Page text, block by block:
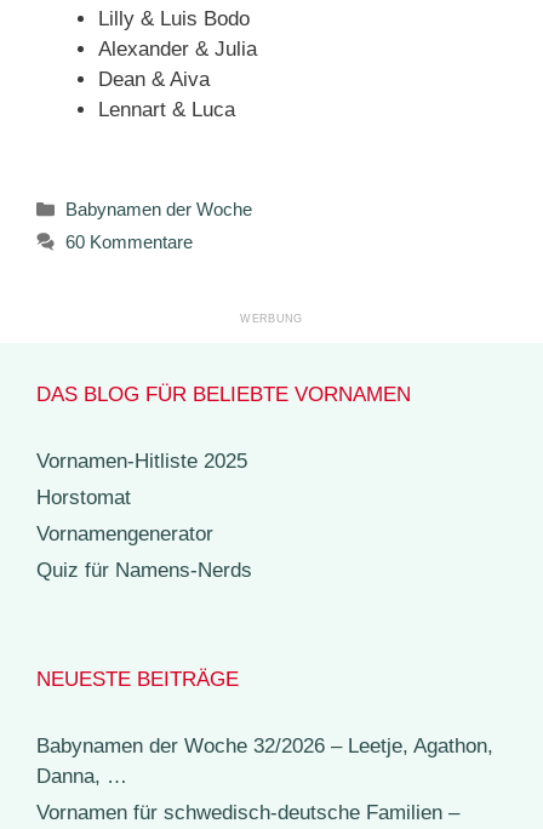
Lilly & Luis Bodo
Alexander & Julia
Dean & Aiva
Lennart & Luca
Kategorien
Babynamen der Woche
60 Kommentare
DAS BLOG FÜR BELIEBTE VORNAMEN
Vornamen-Hitliste 2025
Horstomat
Vornamengenerator
Quiz für Namens-Nerds
NEUESTE BEITRÄGE
Babynamen der Woche 32/2026 – Leetje, Agathon,
Danna, …
Vornamen für schwedisch-deutsche Familien –